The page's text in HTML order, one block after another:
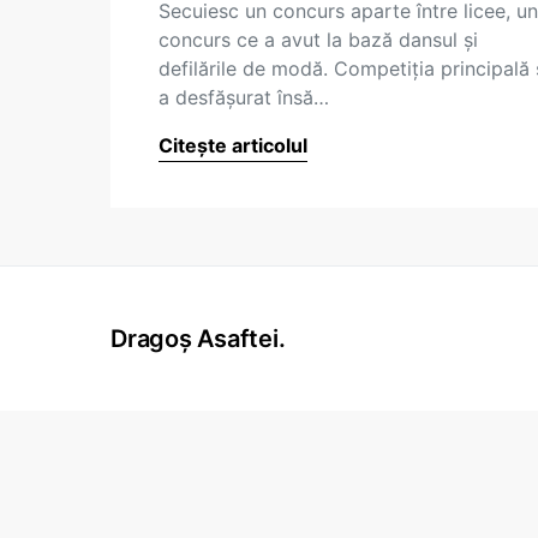
Secuiesc un concurs aparte între licee, un
concurs ce a avut la bază dansul şi
defilările de modă. Competiţia principală
a desfăşurat însă…
Citește articolul
Dragoș Asaftei.